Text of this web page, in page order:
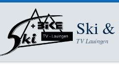
Ski &
TV Lauingen